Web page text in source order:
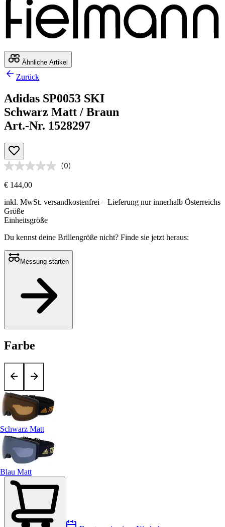
Ähnliche Artikel
Zurück
Adidas SP0053 SKI
Schwarz Matt / Braun
Art.-Nr. 1528297
(0)
€ 144,00
inkl. MwSt. versandkostenfrei – Lieferung nur innerhalb Österreichs
Größe
Einheitsgröße
Du kennst deine Brillengröße nicht? Finde sie jetzt heraus:
Messung starten
Farbe
Schwarz Matt
Blau Matt